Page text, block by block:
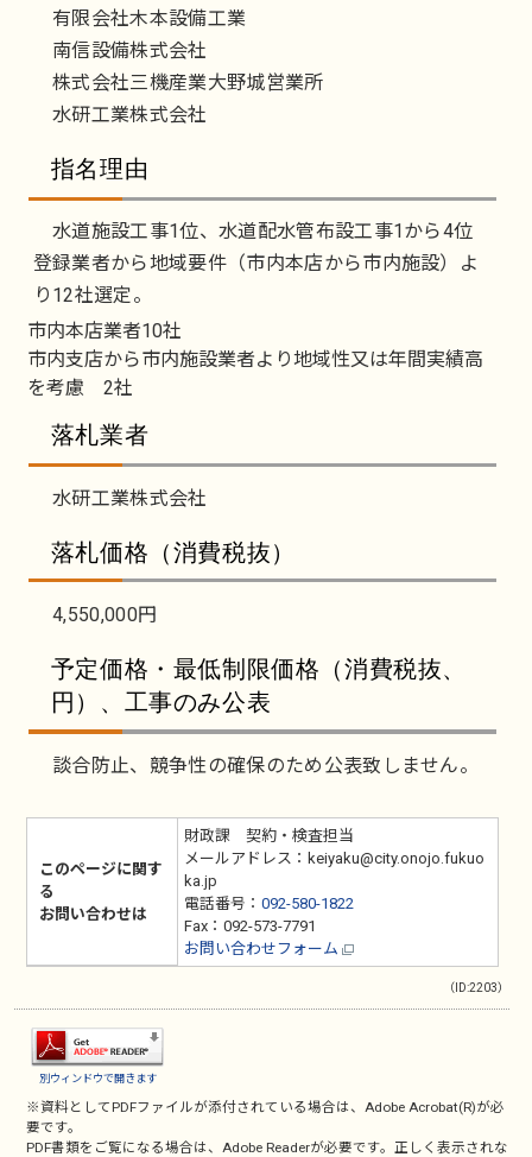
有限会社木本設備工業
南信設備株式会社
株式会社三機産業大野城営業所
水研工業株式会社
指名理由
水道施設工事1位、水道配水管布設工事1から4位
登録業者から地域要件（市内本店から市内施設）よ
り12社選定。
市内本店業者10社
市内支店から市内施設業者より地域性又は年間実績高
を考慮 2社
落札業者
水研工業株式会社
落札価格（消費税抜）
4,550,000円
予定価格・最低制限価格（消費税抜、
円）、工事のみ公表
談合防止、競争性の確保のため公表致しません。
このページに関す
る
お問い合わせは
財政課 契約・検査担当
メールアドレス：keiyaku@city.onojo.fukuo
ka.jp
電話番号： 092-580-1822
Fax：092-573-7791
お問い合わせフォーム
（ID:2203）
別ウィンドウで開きます
※資料としてPDFファイルが添付されている場合は、 Adobe Acrobat(R)が必
要です。
PDF書類をご覧になる場合は、 Adobe Readerが必要です。正しく表示されな